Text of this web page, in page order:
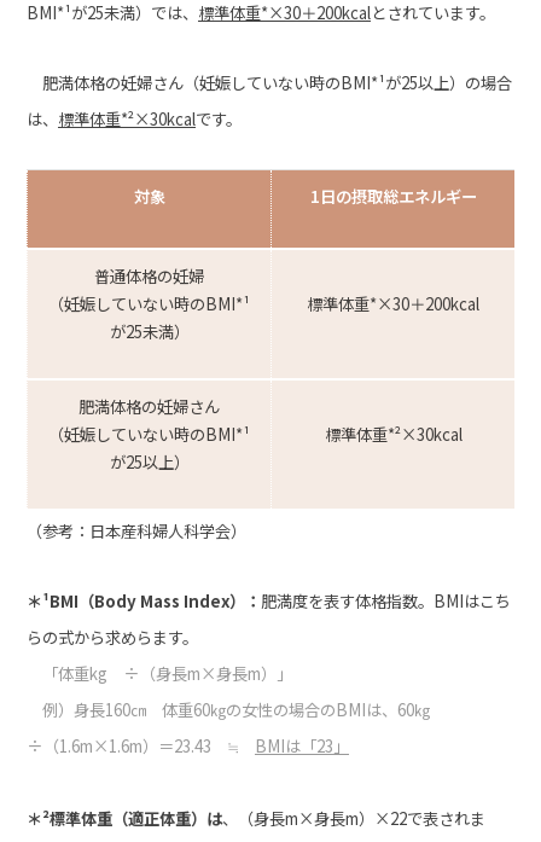
BMI*¹が25未満）では、 標準体重*×30＋200kcalとされています。
肥満体格の妊婦さん（妊娠していない時のBMI*¹が25以上）の場合
は、 標準体重*²×30kcalです。
対象 1日の摂取総エネルギー
普通体格の妊婦
（妊娠していない時のBMI*¹
が25未満）
標準体重*×30＋200kcal
肥満体格の妊婦さん
（妊娠していない時のBMI*¹
が25以上）
標準体重*²×30kcal
（参考：日本産科婦人科学会）
＊¹BMI（Body Mass Index）： 肥満度を表す体格指数。 BMIはこち
らの式から求めらます。
「体重kg ÷（身長m×身長m）」
例）身長160㎝ 体重60㎏の女性の場合のBMIは、 60㎏
÷（1.6m×1.6m）＝23.43 ≒
BMIは「23」
＊²標準体重（適正体重）は、（身長m×身長m）×22で表されま